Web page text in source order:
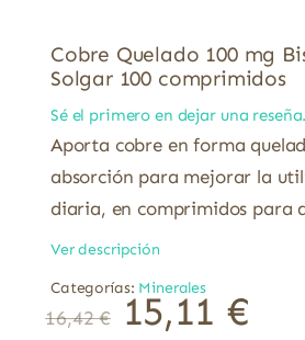
Cobre Quelado 100 mg
Solgar 100 comprimidos
Sé el primero en dejar una reseña.
Aporta cobre en forma
absorción para mejorar la
diaria, en comprimidos para
Ver descripción
Categorías: Minerales
16,42€ 15,11 €